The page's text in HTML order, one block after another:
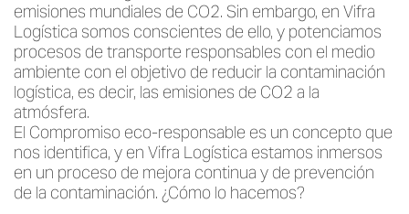
emisiones mundiales de CO2. Sin embargo, en Vifra
Logística somos conscientes de ello, y potenciamos
procesos de transporte responsables con el medio
ambiente con el objetivo de reducir la contaminación
logística, es decir, las emisiones de CO2 a la
atmósfera.
El Compromiso eco-responsable es un concepto que
nos identifica, y en Vifra Logística estamos inmersos
en un proceso de mejora continua y de prevención
de la contaminación. ¿Cómo lo hacemos?